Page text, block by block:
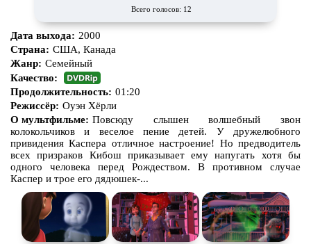
Всего голосов: 12
Дата выхода: 2000
Страна: США, Канада
Жанр: Семейный
Качество:
Продолжительность: 01:20
Режиссёр: Оуэн Хёрли
О мультфильме: Повсюду слышен волшебный звон
колокольчиков и веселое пение детей. У дружелюбного
привидения Каспера отличное настроение! Но предводитель
всех призраков Кибош приказывает ему напугать хотя бы
одного человека перед Рождеством. В противном случае
Каспер и трое его дядюшек-...